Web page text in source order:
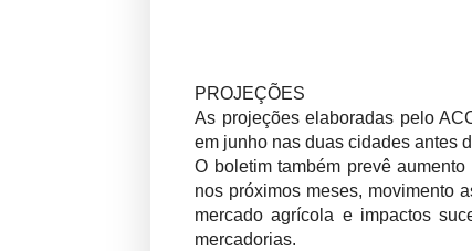
PROJEÇÕES
As projeções elaboradas pelo
em junho nas duas cidades antes
O boletim também prevê
nos próximos meses, movimento
mercado agrícola e impactos
mercadorias.